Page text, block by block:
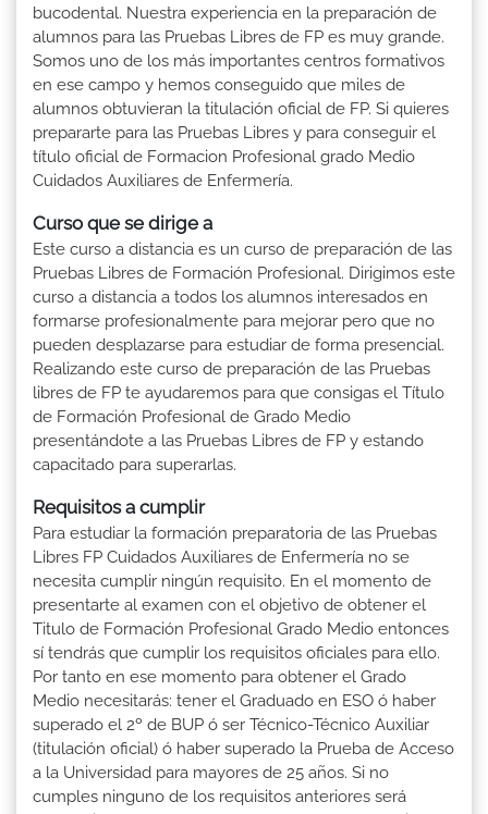
bucodental. Nuestra experiencia en la preparación de
alumnos para las Pruebas Libres de FP es muy grande.
Somos uno de los más importantes centros formativos
en ese campo y hemos conseguido que miles de
alumnos obtuvieran la titulación oficial de FP. Si quieres
prepararte para las Pruebas Libres y para conseguir el
título oficial de Formacion Profesional grado Medio
Cuidados Auxiliares de Enfermería.
Curso que se dirige a
Este curso a distancia es un curso de preparación de las
Pruebas Libres de Formación Profesional. Dirigimos este
curso a distancia a todos los alumnos interesados en
formarse profesionalmente para mejorar pero que no
pueden desplazarse para estudiar de forma presencial.
Realizando este curso de preparación de las Pruebas
libres de FP te ayudaremos para que consigas el Título
de Formación Profesional de Grado Medio
presentándote a las Pruebas Libres de FP y estando
capacitado para superarlas.
Requisitos a cumplir
Para estudiar la formación preparatoria de las Pruebas
Libres FP Cuidados Auxiliares de Enfermería no se
necesita cumplir ningún requisito. En el momento de
presentarte al examen con el objetivo de obtener el
Titulo de Formación Profesional Grado Medio entonces
sí tendrás que cumplir los requisitos oficiales para ello.
Por tanto en ese momento para obtener el Grado
Medio necesitarás: tener el Graduado en ESO ó haber
superado el 2º de BUP ó ser Técnico-Técnico Auxiliar
(titulación oficial) ó haber superado la Prueba de Acceso
a la Universidad para mayores de 25 años. Si no
cumples ninguno de los requisitos anteriores será